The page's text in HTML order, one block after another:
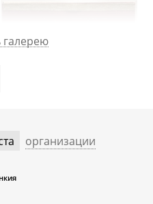
галерею
организации